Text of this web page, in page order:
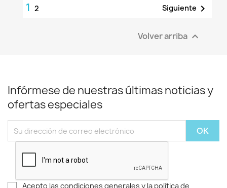
1 2 Siguiente 
Volver arriba 
Infórmese de nuestras últimas noticias y
ofertas especiales
Acepto las condiciones generales y la política de